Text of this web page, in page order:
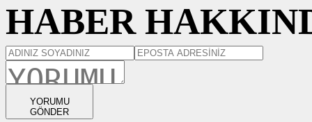
HABER
YORUMU
GÖNDER